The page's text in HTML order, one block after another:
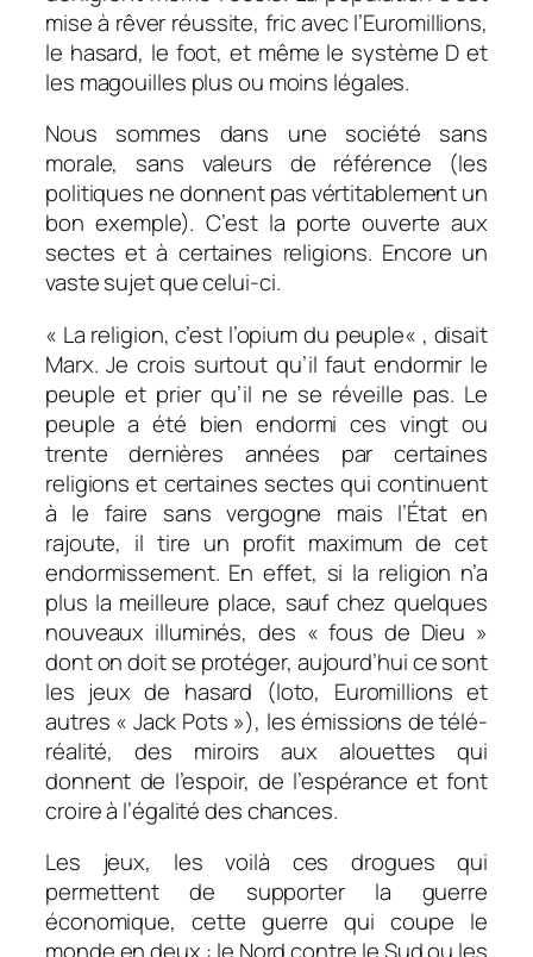
mise à rêver réussite, fric avec l’Euromillions,
le hasard, le foot, et même le système D et
les magouilles plus ou moins légales.
Nous sommes dans une société sans
morale, sans valeurs de référence (les
politiques ne donnent pas vértitablement un
bon exemple). C’est la porte ouverte aux
sectes et à certaines religions. Encore un
vaste sujet que celui-ci.
« La religion, c’est l’opium du peuple« , disait
Marx. Je crois surtout qu’il faut endormir le
peuple et prier qu’il ne se réveille pas. Le
peuple a été bien endormi ces vingt ou
trente dernières années par certaines
religions et certaines sectes qui continuent
à le faire sans vergogne mais l’État en
rajoute, il tire un profit maximum de cet
endormissement. En effet, si la religion n’a
plus la meilleure place, sauf chez quelques
nouveaux illuminés, des « fous de Dieu »
dont on doit se protéger, aujourd’hui ce sont
les jeux de hasard (loto, Euromillions et
autres « Jack Pots »), les émissions de télé-
réalité, des miroirs aux alouettes qui
donnent de l’espoir, de l’espérance et font
croire à l’égalité des chances.
Les jeux, les voilà ces drogues qui
permettent de supporter la guerre
économique, cette guerre qui coupe le